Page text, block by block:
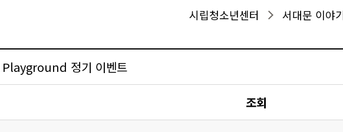
시립청소년센터 서대문 이야
정기 이벤트
조회